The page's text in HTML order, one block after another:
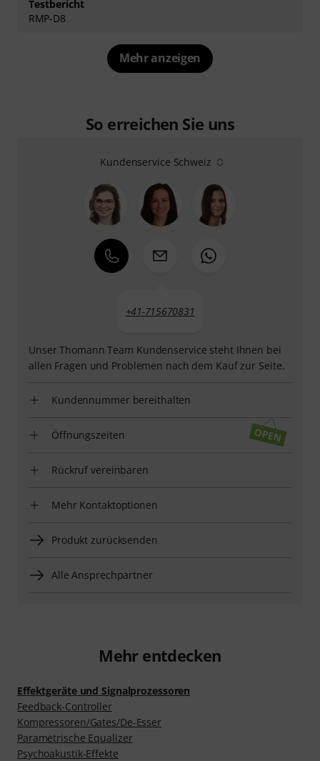
Testbericht
RMP-D8
Mehr anzeigen
So erreichen Sie uns
Kundenservice Schweiz
+41-715670831
Unser Thomann Team Kundenservice steht Ihnen bei
allen Fragen und Problemen nach dem Kauf zur Seite.
Kundennummer bereithalten
Öffnungszeiten
Rückruf vereinbaren
Mehr Kontaktoptionen
Produkt zurücksenden
Alle Ansprechpartner
Mehr entdecken
Effektgeräte und Signalprozessoren
Feedback-Controller
Kompressoren/Gates/De-Esser
Parametrische Equalizer
Psychoakustik-Effekte